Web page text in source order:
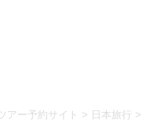
アー予約サイト > 日本旅行 >